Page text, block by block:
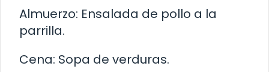
Almuerzo: Ensalada de pollo a la
parrilla.
Cena: Sopa de verduras.